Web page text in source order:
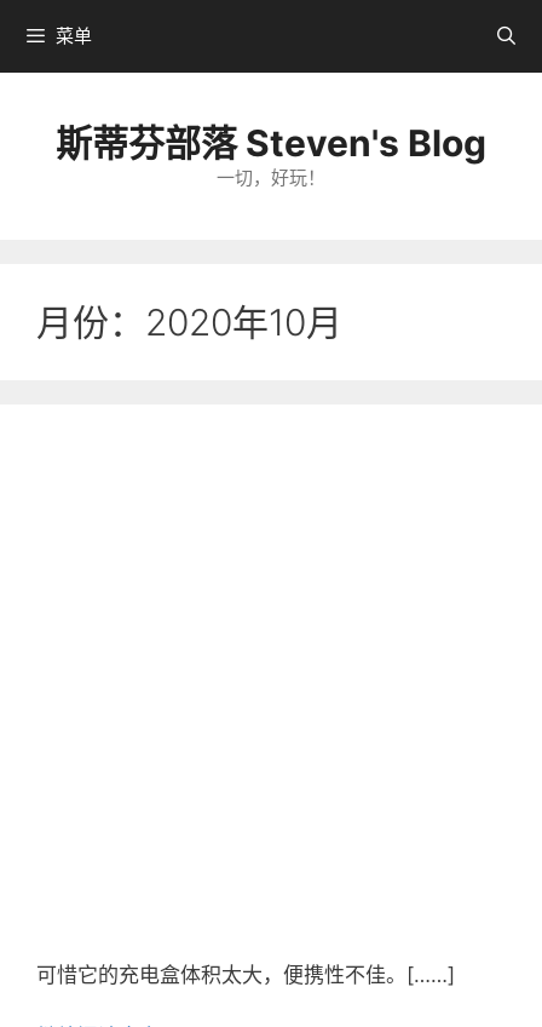
到
菜单
斯蒂芬部落 Steven's Blog
一切，好玩！
月份：2020年10月
可惜它的充电盒体积太大，便携性不佳。[……]